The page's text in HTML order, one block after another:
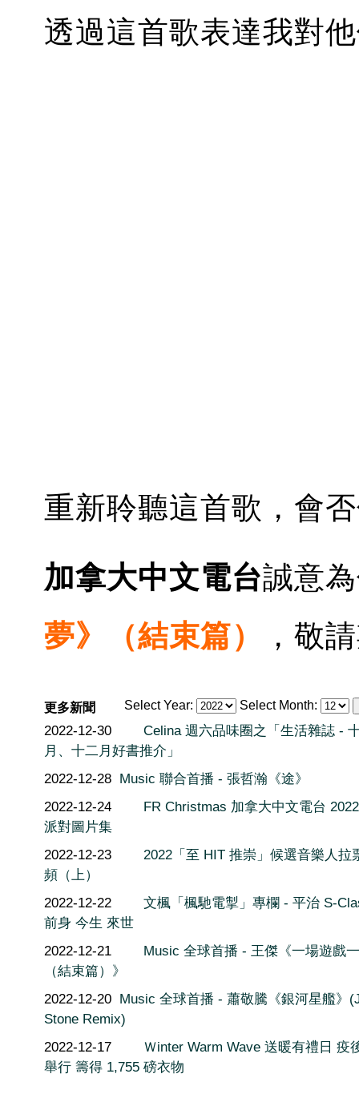
透過這首歌表達我對
重新聆聽這首歌，會
加拿大中文電台誠意
夢》（結束篇）
，敬
Select Year: Select Month:
更多新聞
2022-12-30
Celina 週六品味圈之「生活雜誌 -
月、十二月好書推介」
2022-12-28 Music 聯合首播 - 張哲瀚《途》
2022-12-24
FR Christmas 加拿大中文電台
派對圖片集
2022-12-23
2022「至 HIT 推崇」候選音樂人拉
頻（上）
2022-12-22
文楓「楓馳電掣」專欄 - 平治 S-
前身 今生 來世
2022-12-21
Music 全球首播 - 王傑《一場遊戲
（結束篇）》
2022-12-20 Music 全球首播 - 蕭敬騰《銀河星艦》
Stone Remix)
2022-12-17
Ｗinter Warm Wave 送暖有禮日 疫
舉行 籌得 1,755 磅衣物